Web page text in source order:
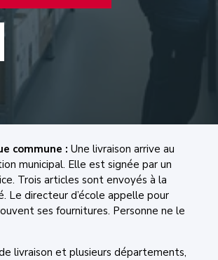
commune : Une livraison arrive au
municipal. Elle est signée par un
Trois articles sont envoyés à la
Le directeur d’école appelle pour
ses fournitures. Personne ne le
livraison et plusieurs départements,